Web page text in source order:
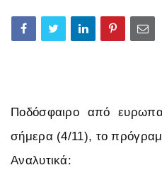
Ποδόσφαιρο από
σήμερα (4/11), το
Αναλυτικά: